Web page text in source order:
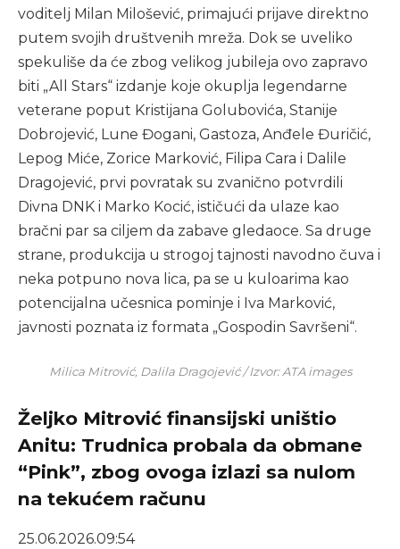
voditelj Milan Milošević, primajući prijave direktno
putem svojih društvenih mreža. Dok se uveliko
spekuliše da će zbog velikog jubileja ovo zapravo
biti „All Stars“ izdanje koje okuplja legendarne
veterane poput Kristijana Golubovića, Stanije
Dobrojević, Lune Đogani, Gastoza, Anđele Đuričić,
Lepog Miće, Zorice Marković, Filipa Cara i Dalile
Dragojević, prvi povratak su zvanično potvrdili
Divna DNK i Marko Kocić, ističući da ulaze kao
bračni par sa ciljem da zabave gledaoce. Sa druge
strane, produkcija u strogoj tajnosti navodno čuva i
neka potpuno nova lica, pa se u kuloarima kao
potencijalna učesnica pominje i Iva Marković,
javnosti poznata iz formata „Gospodin Savršeni“.
Milica Mitrović, Dalila Dragojević / Izvor: ATA images
Željko Mitrović finansijski uništio
Anitu: Trudnica probala da obmane
“Pink”, zbog ovoga izlazi sa nulom
na tekućem računu
25.06.2026.09:54